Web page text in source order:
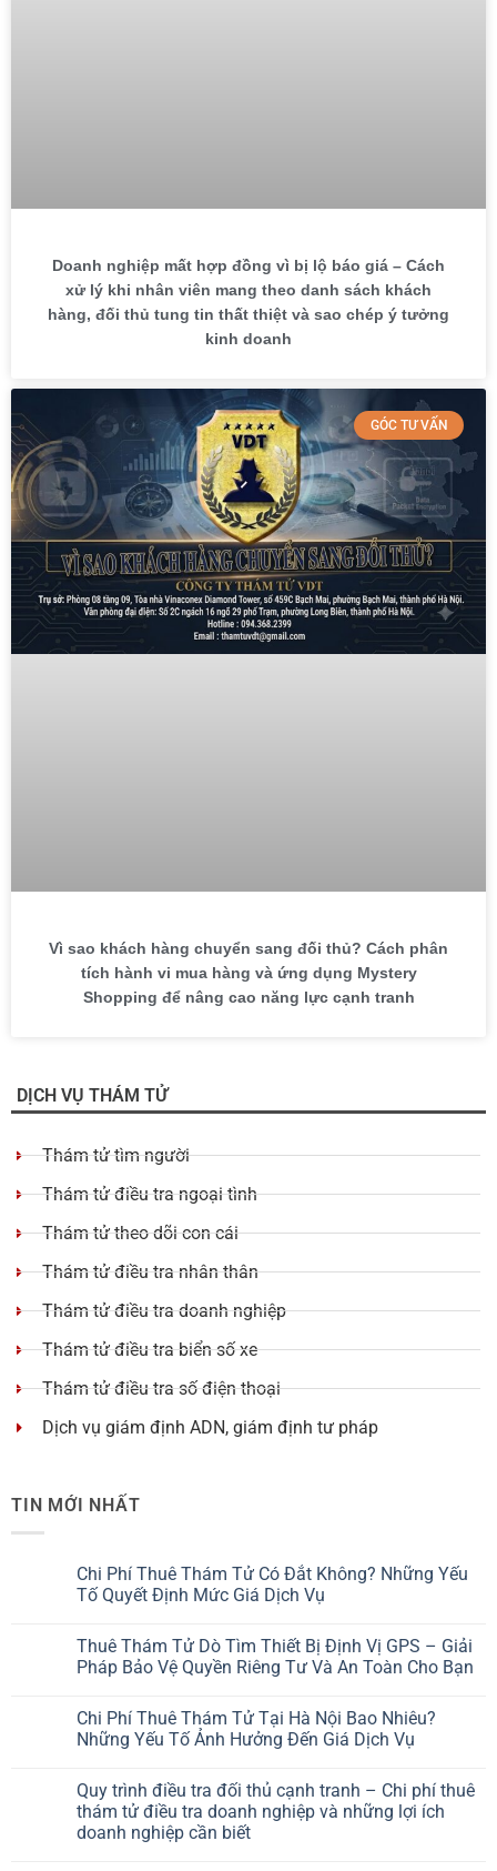
Doanh nghiệp mất hợp đồng vì bị lộ báo giá – Cách
xử lý khi nhân viên mang theo danh sách khách
hàng, đối thủ tung tin thất thiệt và sao chép ý tưởng
kinh doanh
GÓC TƯ VẤN
Vì sao khách hàng chuyển sang đối thủ? Cách phân
tích hành vi mua hàng và ứng dụng Mystery
Shopping để nâng cao năng lực cạnh tranh
DỊCH VỤ THÁM TỬ
Thám tử tìm người
Thám tử điều tra ngoại tình
Thám tử theo dõi con cái
Thám tử điều tra nhân thân
Thám tử điều tra doanh nghiệp
Thám tử điều tra biển số xe
Thám tử điều tra số điện thoại
Dịch vụ giám định ADN, giám định tư pháp
TIN MỚI NHẤT
Chi Phí Thuê Thám Tử Có Đắt Không? Những Yếu
Tố Quyết Định Mức Giá Dịch Vụ
Thuê Thám Tử Dò Tìm Thiết Bị Định Vị GPS – Giải
Pháp Bảo Vệ Quyền Riêng Tư Và An Toàn Cho Bạn
Chi Phí Thuê Thám Tử Tại Hà Nội Bao Nhiêu?
Những Yếu Tố Ảnh Hưởng Đến Giá Dịch Vụ
Quy trình điều tra đối thủ cạnh tranh – Chi phí thuê
thám tử điều tra doanh nghiệp và những lợi ích
doanh nghiệp cần biết